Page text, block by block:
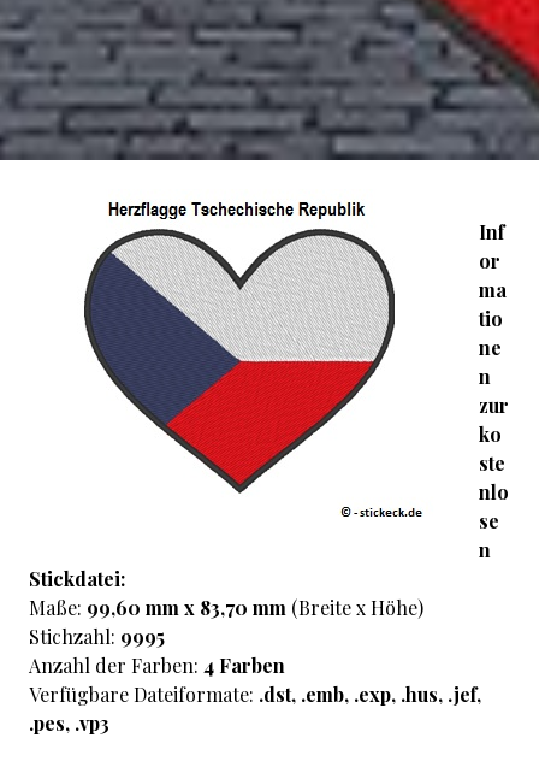
Inf
or
ma
tio
ne
n
zur
ko
ste
nlo
se
n
Stickdatei:
Maße: 99,60 mm x 83,70 mm (Breite x Höhe)
Stichzahl: 9995
Anzahl der Farben: 4 Farben
Verfügbare Dateiformate: .dst, .emb, .exp, .hus, .jef,
.pes, .vp3